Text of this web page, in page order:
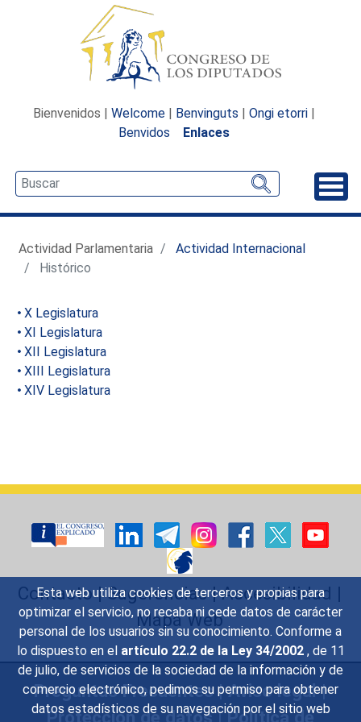
Esta web utiliza cookies de terceros y propias para
optimizar el servicio, no recaba ni cede datos de carácter
personal de los usuarios sin su conocimiento. Conforme a
lo dispuesto en el artículo 22.2 de la Ley 34/2002 , de 11
de julio, de servicios de la sociedad de la información y de
comercio electrónico, pedimos su permiso para obtener
datos estadísticos de su navegación por el sitio web
Bienvenidos | Welcome | Benvinguts | Ongi etorri |
Benvidos
Enlaces
Actividad Parlamentaria
Actividad Internacional
Histórico
X Legislatura
XI Legislatura
XII Legislatura
XIII Legislatura
XIV Legislatura
Contacto|Sugerencias|Accesibilidad |
Mapa Web
Preguntas Frecuentes|Aviso legal|
Protección de datos|Política de